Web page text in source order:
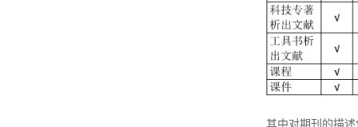
其中对期刊的描